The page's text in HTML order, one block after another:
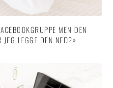
MEN DEN
LEGGE DEN NED?»